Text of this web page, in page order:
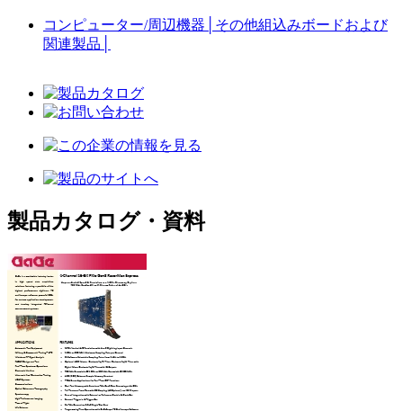
コンピューター/周辺機器
その他組込みボードおよび
関連製品
製品カタログ・資料